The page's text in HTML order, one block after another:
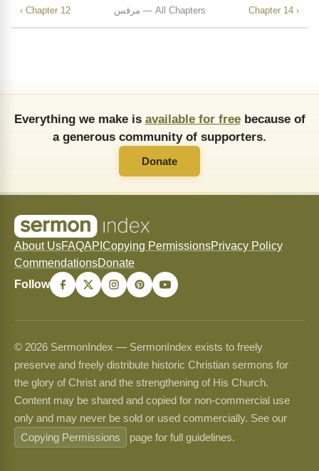
‹ Chapter 12 مرقس — All Chapters Chapter 14 ›
Everything we make is available for freebecause of
a generous community of supporters.
Donate
About UsFAQAPI Copying PermissionsPrivacy Policy
CommendationsDonate
Follow
© 2026 SermonIndex — SermonIndex exists to freely
preserve and freely distribute historic Christian sermons for
the glory of Christ and the strengthening of His Church.
Content may be shared and copied for non-commercial use
only and may never be sold or used commercially. See our
Copying Permissions
page for full guidelines.